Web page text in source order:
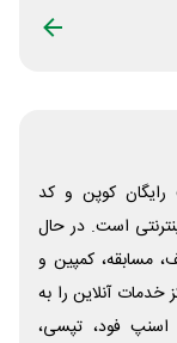
کوپن و کد
است. در حال
مسابقه، کمپین و
خدمات آنلاین را به
اسنپ فود، تپسی،